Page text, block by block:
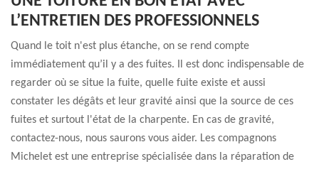
L’ENTRETIEN DES PROFESSIONNELS
Quand le toit n'est plus étanche, on se rend compte
immédiatement qu’il y a des fuites. Il est donc indispensable de
regarder où se situe la fuite, quelle fuite existe et aussi
constater les dégâts et leur gravité ainsi que la source de ces
fuites et surtout l'état de la charpente. En cas de gravité,
contactez-nous, nous saurons vous aider. Les compagnons
Michelet est une entreprise spécialisée dans la réparation de